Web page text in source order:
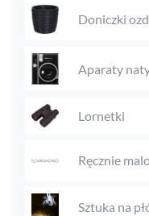
Doniczki
Aparaty
Lornetki
Ręcznie
Sztuka na